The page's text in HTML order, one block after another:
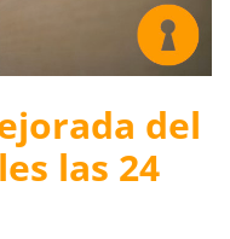
del
las 24